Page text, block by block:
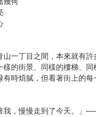
山一丁目之間，本來就有
樣的街景、同樣的樓梯、
有時煩膩，但看著街上的
我，慢慢走到了今天。」